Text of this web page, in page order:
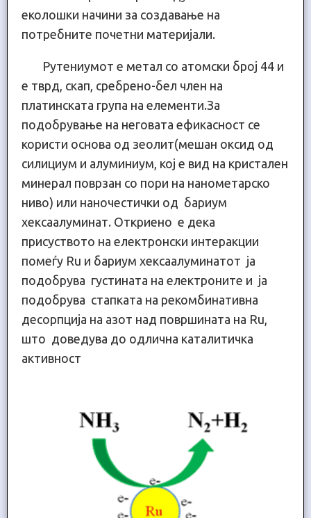
еколошки начини за создавање на
потребните почетни материјали.
Рутениумот е метал со атомски број 44 и
е тврд, скап, сребрено-бел член на
платинската група на елементи.За
подобрување на неговата ефикасност се
користи основа од зеолит(мешан оксид од
силициум и алуминиум, кој е вид на кристален
минерал поврзан со пори на нанометарско
ниво) или наночестички од бариум
хексаалуминат. Откриено е дека
присуството на електронски интеракции
помеѓу Ru и бариум хексаалуминатот ја
подобрува густината на електроните и ја
подобрува стапката на рекомбинативна
десорпција на азот над површината на Ru,
што доведува до одлична каталитичка
активност